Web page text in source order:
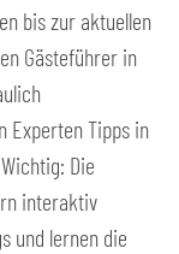
bis zur aktuellen
Gästeführer in
Experten Tipps in
Die
interaktiv
und lernen die